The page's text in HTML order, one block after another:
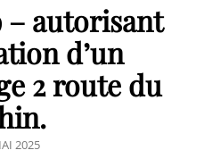
– autorisant
d’un
2 route du
2025